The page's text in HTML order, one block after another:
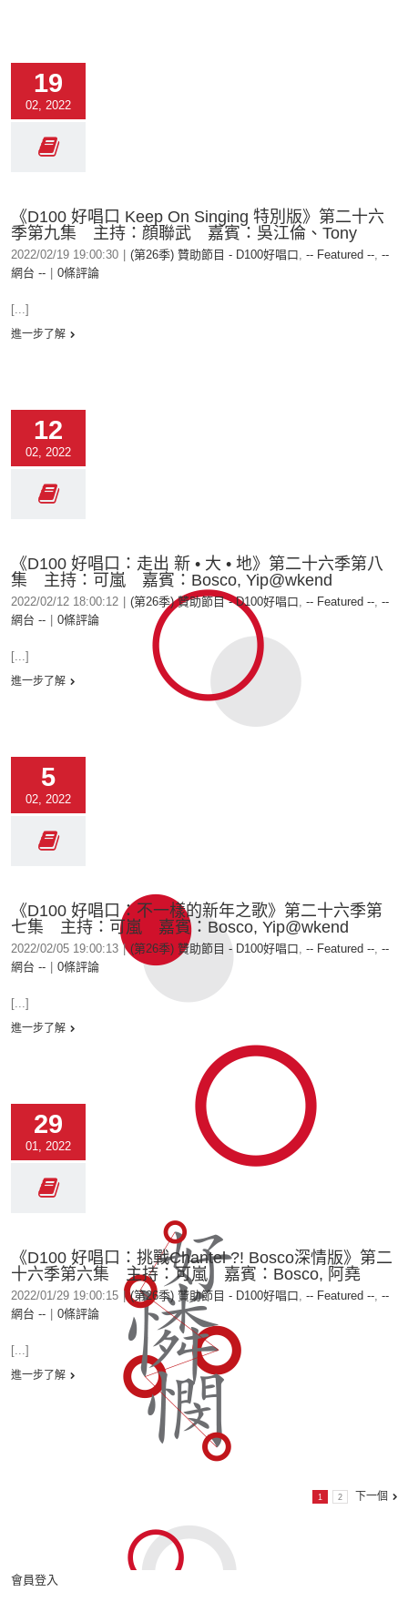
19
02, 2022
《D100 好唱口 Keep On Singing 特別版》第二十六
季第九集 主持：顔聯武 嘉賓：吳江倫、Tony
2022/02/19 19:00:30 (第26季) 贊助節目 - D100好唱口, -- Featured --, --
網台 --
0條評論
[...]
進一步了解
12
02, 2022
《D100 好唱口：走出 新 • 大 • 地》第二十六季第八
集 主持：可嵐 嘉賓：Bosco, Yip@wkend
2022/02/12 18:00:12 (第26季) 贊助節目 - D100好唱口, -- Featured --, --
網台 --
0條評論
[...]
進一步了解
5
02, 2022
《D100 好唱口：不一樣的新年之歌》第二十六季第
七集 主持：可嵐 嘉賓：Bosco, Yip@wkend
2022/02/05 19:00:13 | (第26季) 贊助節目 - D100好唱口, -- Featured --, --
網台 --
0條評論
[...]
進一步了解
29
01, 2022
《D100 好唱口：挑戰Chantel ?! Bosco深情版》第二
十六季第六集 主持：可嵐 嘉賓：Bosco, 阿堯
2022/01/29 19:00:15 | (第26季) 贊助節目 - D100好唱口, -- Featured --, --
網台 --
0條評論
[...]
進一步了解
1 2 下一個
會員登入